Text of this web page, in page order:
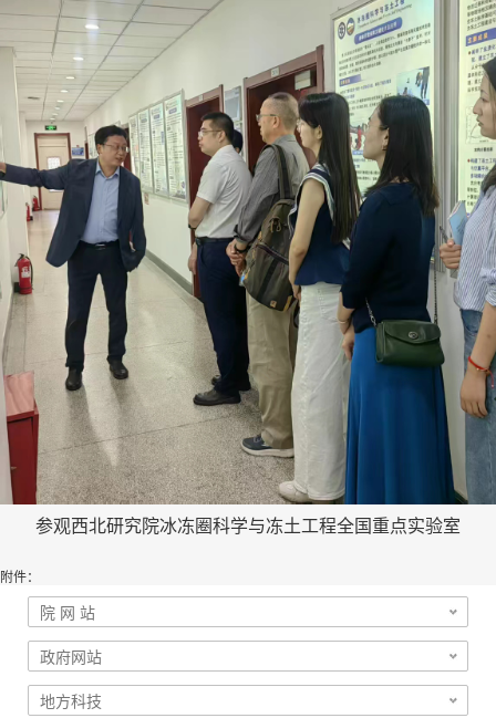
参观西北研究院冰冻圈科学与冻土工程全国重点实验室
附件：